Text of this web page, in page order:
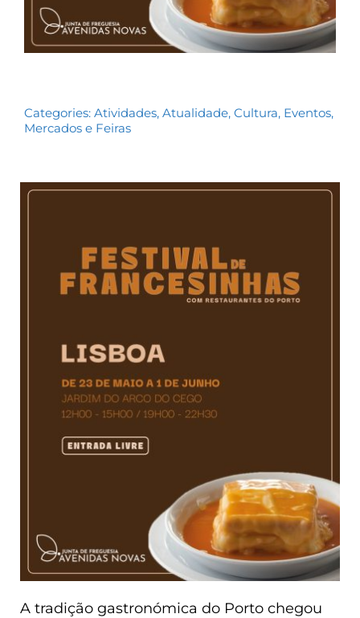
Categories: Atividades, Atualidade, Cultura, Eventos,
Mercados e Feiras
A tradição gastronómica do Porto chegou